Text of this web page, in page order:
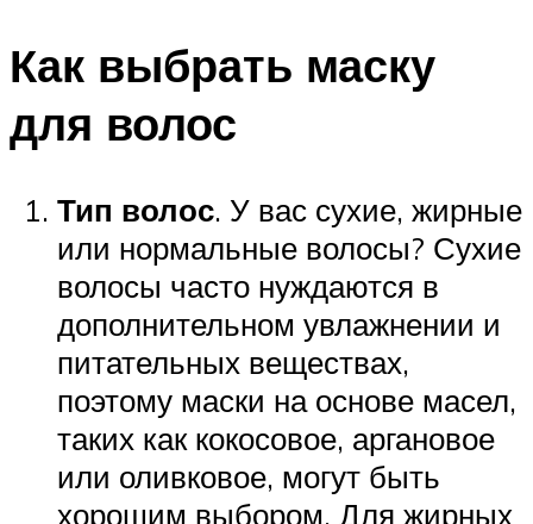
Как выбрать маску
для волос
Тип волос. У вас сухие, жирные
или нормальные волосы? Сухие
волосы часто нуждаются в
дополнительном увлажнении и
питательных веществах,
поэтому маски на основе масел,
таких как кокосовое, аргановое
или оливковое, могут быть
хорошим выбором. Для жирных